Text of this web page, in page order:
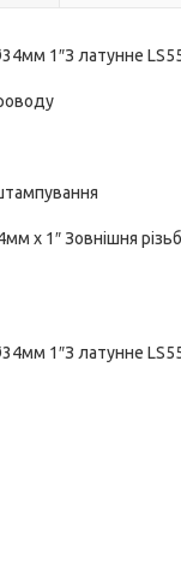
1″З латунне
х 1″ Зовнішня
1″З латунне